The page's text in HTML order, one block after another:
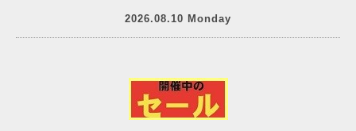
2026.08.10 Monday